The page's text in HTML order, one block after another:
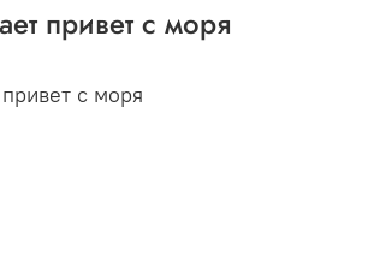
привет с моря
с моря